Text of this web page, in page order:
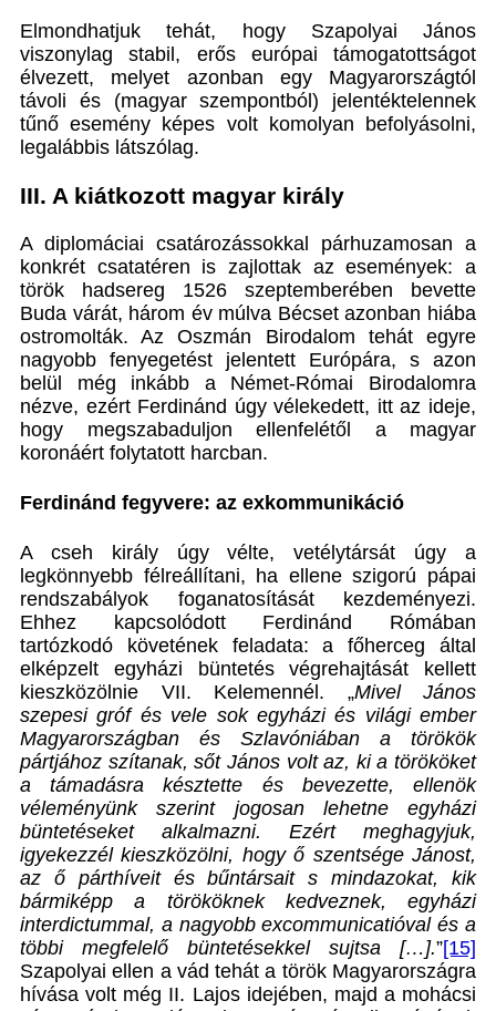
Elmondhatjuk tehát, hogy Szapolyai János
viszonylag stabil, erős európai támogatottságot
élvezett, melyet azonban egy Magyarországtól
távoli és (magyar szempontból) jelentéktelennek
tűnő esemény képes volt komolyan befolyásolni,
legalábbis látszólag.
III. A kiátkozott magyar király
A diplomáciai csatározássokkal párhuzamosan a
konkrét csatatéren is zajlottak az események: a
török hadsereg 1526 szeptemberében bevette
Buda várát, három év múlva Bécset azonban hiába
ostromolták. Az Oszmán Birodalom tehát egyre
nagyobb fenyegetést jelentett Európára, s azon
belül még inkább a Német-Római Birodalomra
nézve, ezért Ferdinánd úgy vélekedett, itt az ideje,
hogy megszabaduljon ellenfelétől a magyar
koronáért folytatott harcban.
Ferdinánd fegyvere: az exkommunikáció
A cseh király úgy vélte, vetélytársát úgy a
legkönnyebb félreállítani, ha ellene szigorú pápai
rendszabályok foganatosítását kezdeményezi.
Ehhez kapcsolódott Ferdinánd Rómában
tartózkodó követének feladata: a főherceg által
elképzelt egyházi büntetés végrehajtását kellett
kieszközölnie VII. Kelemennél. „Mivel János
szepesi gróf és vele sok egyházi és világi ember
Magyarországban és Szlavóniában a törökök
pártjához szítanak, sőt János volt az, ki a törököket
a támadásra késztette és bevezette, ellenök
véleményünk szerint jogosan lehetne egyházi
büntetéseket alkalmazni. Ezért meghagyjuk,
igyekezzél kieszközölni, hogy ő szentsége Jánost,
az ő párthíveit és bűntársait s mindazokat, kik
bármiképp a törököknek kedveznek, egyházi
interdictummal, a nagyobb excommunicatióval és a
többi megfelelő büntetésekkel sujtsa […].”[15]
Szapolyai ellen a vád tehát a török Magyarországra
hívása volt még II. Lajos idejében, majd a mohácsi